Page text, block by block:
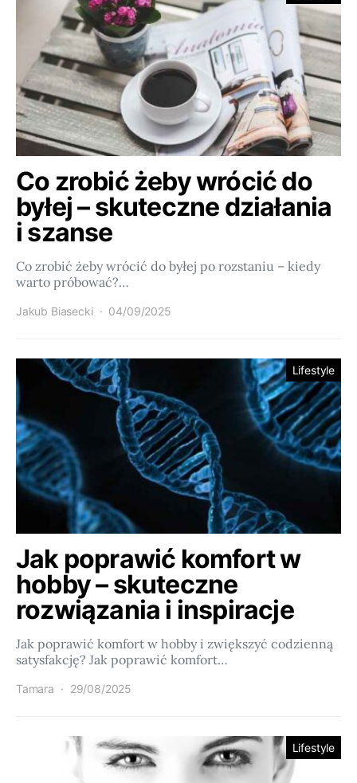
Co zrobić żeby wrócić do
byłej – skuteczne działania
i szanse
Co zrobić żeby wrócić do byłej po rozstaniu – kiedy
warto próbować?…
Jakub Biasecki 04/09/2025
Lifestyle
Jak poprawić komfort w
hobby – skuteczne
rozwiązania i inspiracje
Jak poprawić komfort w hobby i zwiększyć codzienną
satysfakcję? Jak poprawić komfort…
Tamara 29/08/2025
Lifestyle